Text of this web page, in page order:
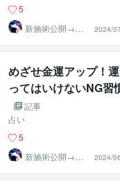
5
新施術公開→≪
相手意識強制変
化≫◆星桜龍
2024/
めざせ金運アップ！
ってはいけないNG習
記事
占い
5
新施術公開→≪
相手意識強制変
化≫◆星桜龍
2024/